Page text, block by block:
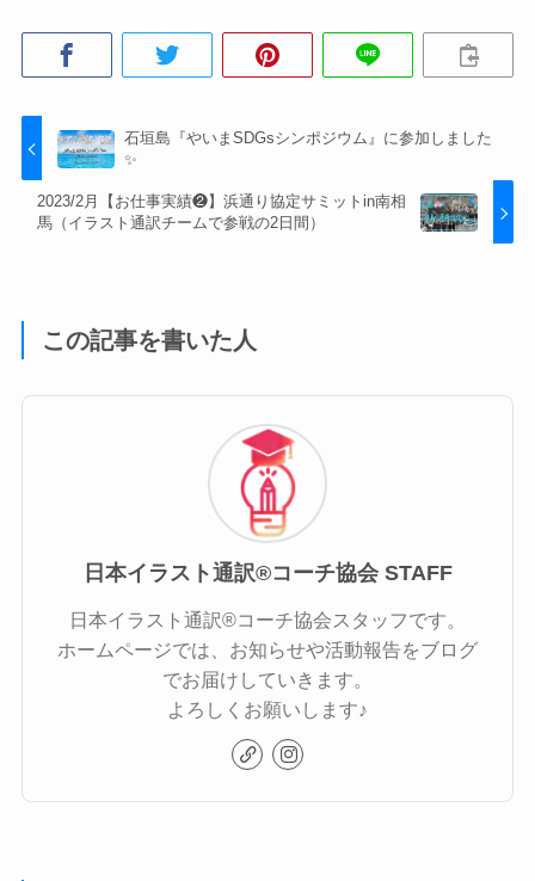
石垣島『やいまSDGsシンポジウム』に参加しました
✨
2023/2月【お仕事実績❷】浜通り協定サミットin南相
馬（イラスト通訳チームで参戦の2日間）
この記事を書いた人
日本イラスト通訳®︎コーチ協会 STAFF
日本イラスト通訳®︎コーチ協会スタッフです。
ホームページでは、お知らせや活動報告をブログ
でお届けしていきます。
よろしくお願いします♪